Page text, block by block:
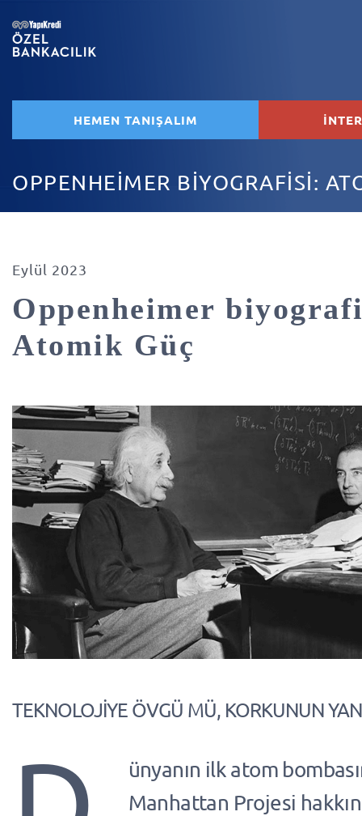
HEMEN TANIŞALIM
OPPENHEİMER BİYOGRAFİSİ:
Eylül 2023
Oppenheimer
Atomik Güç
TEKNOLOJİYE ÖVGÜ MÜ, KORKUNUN
ünyanın ilk atom
Manhattan Projesi